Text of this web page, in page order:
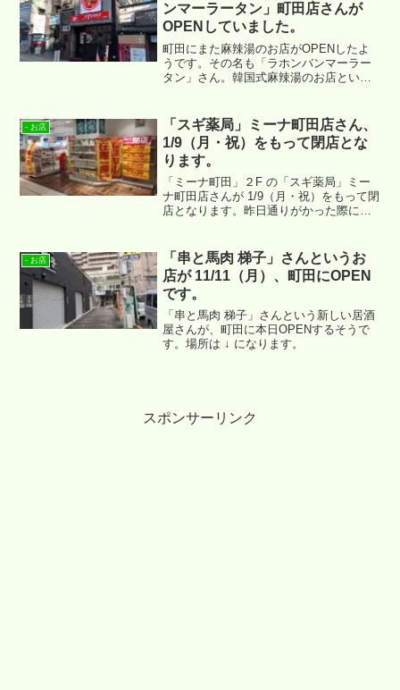
ンマーラータン」町田店さんが
OPENしていました。
町田にまた麻辣湯のお店がOPENしたよ
うです。その名も「ラホンバンマーラー
タン」さん。韓国式麻辣湯のお店という
- お店
「スギ薬局」ミーナ町田店さん、
1/9（月・祝）をもって閉店とな
ります。
「ミーナ町田」２F の「スギ薬局」ミー
ナ町田店さんが 1/9（月・祝）をもって閉
店となります。昨日通りがかった際にそ
- お店
「串と馬肉 梯子」さんというお
店が 11/11（月）、町田にOPEN
です。
「串と馬肉 梯子」さんという新しい居酒
屋さんが、町田に本日OPENするそうで
す。場所は ↓ になります。
スポンサーリンク